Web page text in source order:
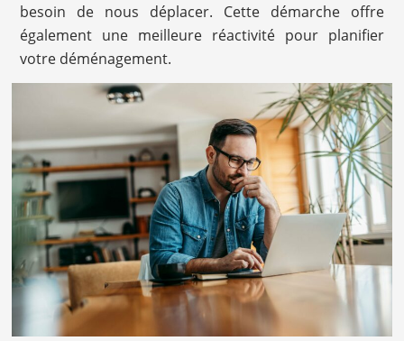
besoin de nous déplacer. Cette démarche offre
également une meilleure réactivité pour planifier
votre déménagement.